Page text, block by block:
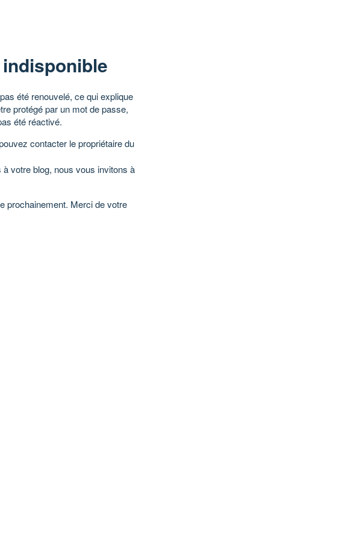
été renouvelé, ce qui explique
protégé par un mot de passe,
été réactivé.
contacter le propriétaire du
votre blog, nous vous invitons à
prochainement. Merci de votre